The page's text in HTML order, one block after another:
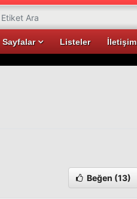
Sayfalar Listeler İletişim
Beğen (13)